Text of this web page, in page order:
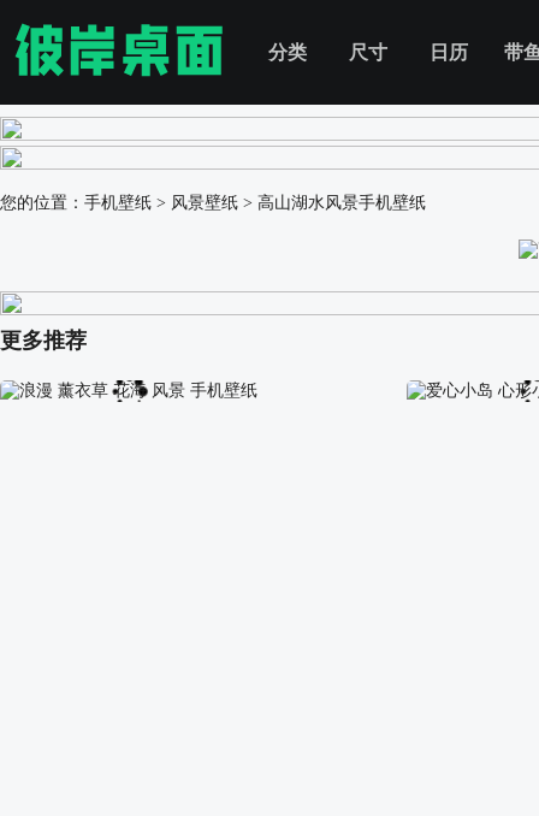
分类 尺寸 日历 带
您的位置： 手机壁纸 > 风景壁纸 > 高山湖水风景手机壁纸
更多推荐